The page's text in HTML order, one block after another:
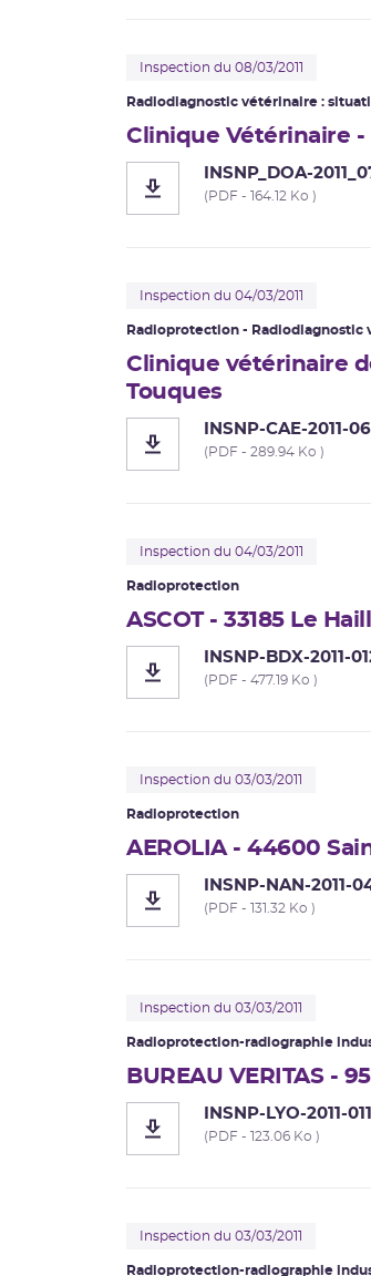
Inspection du 08/03/2011
Radiodiagnostic vétérinaire :
Clinique Vétérinaire -
INSNP_DOA-
(PDF - 164.12 Ko )
Inspection du 04/03/2011
Radioprotection - Radiodiagnostic
Clinique vétérinaire
Touques
INSNP-CAE-2011-
(PDF - 289.94 Ko )
Inspection du 04/03/2011
Radioprotection
ASCOT - 33185 Le
INSNP-BDX-2011-
(PDF - 477.19 Ko )
Inspection du 03/03/2011
Radioprotection
AEROLIA - 44600
INSNP-NAN-2011-
(PDF - 131.32 Ko )
Inspection du 03/03/2011
Radioprotection-radiographie
BUREAU VERITAS -
INSNP-LYO-2011-
(PDF - 123.06 Ko )
Inspection du 03/03/2011
Radioprotection-radiographie